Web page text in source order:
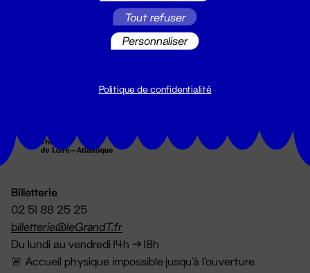
Billetterie
02 51 88 25 25
billetterie@leGrandT.fr
Du lundi au vendredi 14h → 18h
🚨 Accueil physique impossible jusqu'à l'ouverture
Tout refuser
Personnaliser
Politique de confidentialité